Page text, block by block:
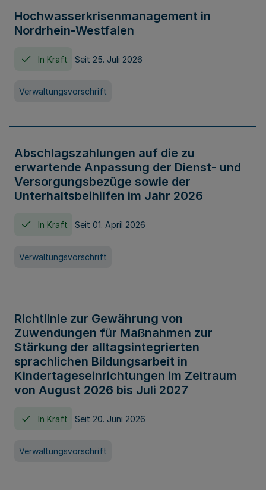
Hochwasserkrisenmanagement in
Nordrhein-Westfalen
In Kraft Seit 25. Juli 2026
Verwaltungsvorschrift
Abschlagszahlungen auf die zu
erwartende Anpassung der Dienst- und
Versorgungsbezüge sowie der
Unterhaltsbeihilfen im Jahr 2026
In Kraft Seit 01. April 2026
Verwaltungsvorschrift
Richtlinie zur Gewährung von
Zuwendungen für Maßnahmen zur
Stärkung der alltagsintegrierten
sprachlichen Bildungsarbeit in
Kindertageseinrichtungen im Zeitraum
von August 2026 bis Juli 2027
In Kraft Seit 20. Juni 2026
Verwaltungsvorschrift